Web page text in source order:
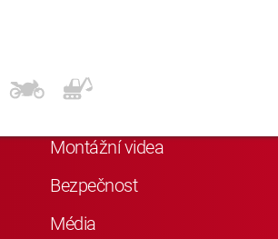
Montážní videa
Bezpečnost
Média